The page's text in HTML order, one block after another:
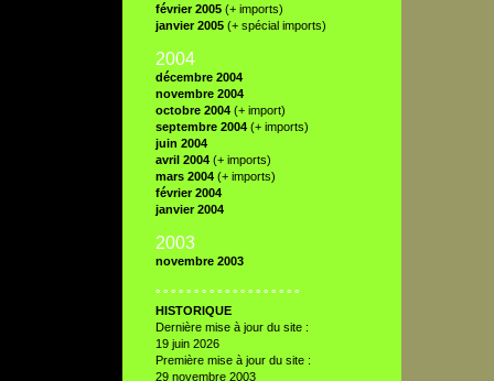
février 2005(+ imports)
janvier 2005(+ spécial imports)
2004
décembre 2004
novembre 2004
octobre 2004 (+ import)
septembre 2004 (+ imports)
juin 2004
avril 2004 (+ imports)
mars 2004(+ imports)
février 2004
janvier 2004
2003
novembre 2003
° ° ° ° ° ° ° ° ° ° ° ° ° ° ° ° ° ° °
HISTORIQUE
Dernière mise à jour du site :
19 juin 2026
Première mise à jour du site :
29 novembre 2003